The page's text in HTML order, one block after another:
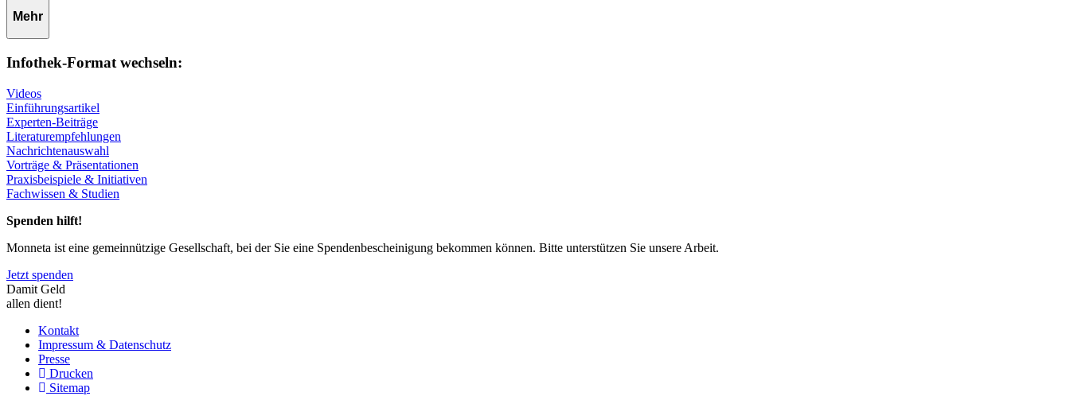
Mehr
Infothek-Format wechseln:
Videos
Einführungsartikel
Experten-Beiträge
Literaturempfehlungen
Nachrichtenauswahl
Vorträge & Präsentationen
Praxisbeispiele & Initiativen
Fachwissen & Studien
Spenden hilft!
Monneta ist eine gemeinnützige Gesellschaft, bei der Sie eine Spendenbescheinigung bekommen können. Bitte unterstützen Sie unsere Arbeit.
Jetzt spenden
Damit Geld
allen dient!
Kontakt
Impressum & Datenschutz
Presse
Drucken
Sitemap